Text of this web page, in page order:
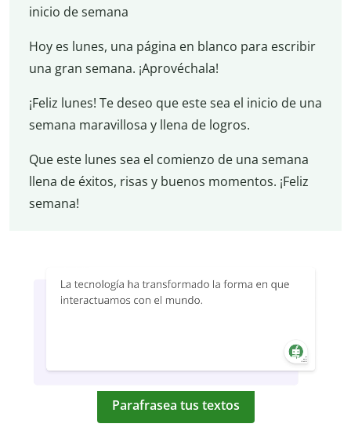
inicio de semana
Hoy es lunes, una página en blanco para escribir
una gran semana. ¡Aprovéchala!
¡Feliz lunes! Te deseo que este sea el inicio de una
semana maravillosa y llena de logros.
Que este lunes sea el comienzo de una semana
llena de éxitos, risas y buenos momentos. ¡Feliz
semana!
Parafrasea tus textos